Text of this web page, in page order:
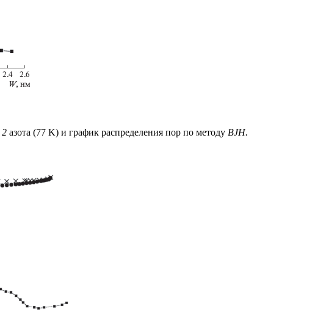
2 азота (77 K) и график распределения пор по методу BJH.